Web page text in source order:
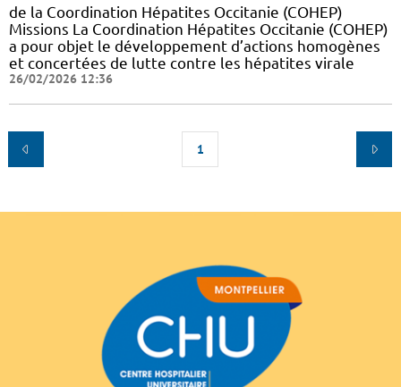
de la Coordination Hépatites Occitanie (COHEP)
Missions La Coordination Hépatites Occitanie (COHEP)
a pour objet le développement d’actions homogènes
et concertées de lutte contre les hépatites virale
26/02/2026 12:36
1